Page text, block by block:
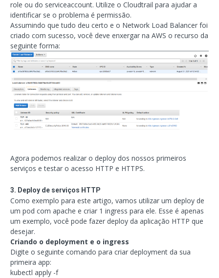
role ou do serviceaccount. Utilize o Cloudtrail para ajudar a
identificar se o problema é permissão.
Assumindo que tudo deu certo e o Network Load Balancer foi
criado com sucesso, você deve enxergar na AWS o recurso da
seguinte forma:
Agora podemos realizar o deploy dos nossos primeiros
serviços e testar o acesso HTTP e HTTPS.
3. Deploy de serviços HTTP
Como exemplo para este artigo, vamos utilizar um deploy de
um pod com apache e criar 1 ingress para ele. Esse é apenas
um exemplo, você pode fazer deploy da aplicação HTTP que
desejar.
Criando o deployment e o ingress
Digite o seguinte comando para criar deployment da sua
primeira app:
kubectl apply -f